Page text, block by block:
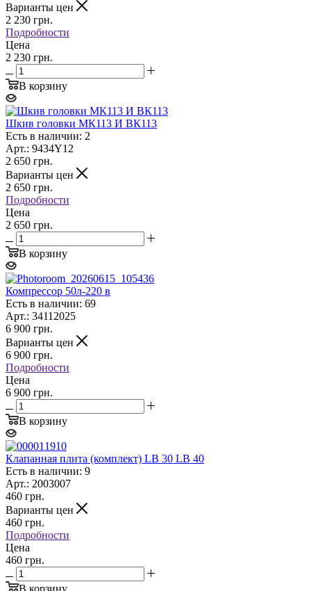
Варианты цен
2 230 грн.
Подробности
Цена
2 230 грн.
В корзину
Шкив головки МК113 И ВК113
Есть в наличии: 2
Арт.: 9434Y12
2 650 грн.
Варианты цен
2 650 грн.
Подробности
Цена
2 650 грн.
В корзину
Компрессор 50л-220 в
Есть в наличии: 69
Арт.: 34112025
6 900 грн.
Варианты цен
6 900 грн.
Подробности
Цена
6 900 грн.
В корзину
Клапанная плита (комплект) LB 30 LB 40
Есть в наличии: 9
Арт.: 2003007
460 грн.
Варианты цен
460 грн.
Подробности
Цена
460 грн.
В корзину